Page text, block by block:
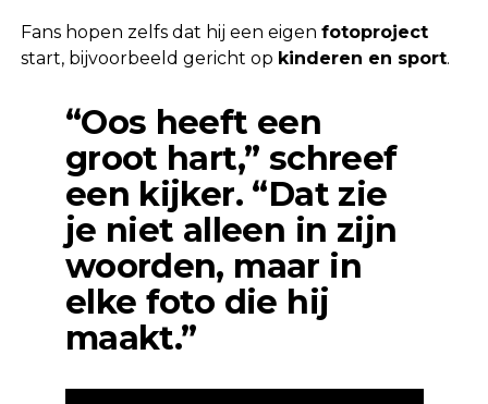
Fans hopen zelfs dat hij een eigen fotoproject
start, bijvoorbeeld gericht op kinderen en sport.
“Oos heeft een
groot hart,” schreef
een kijker. “Dat zie
je niet alleen in zijn
woorden, maar in
elke foto die hij
maakt.”